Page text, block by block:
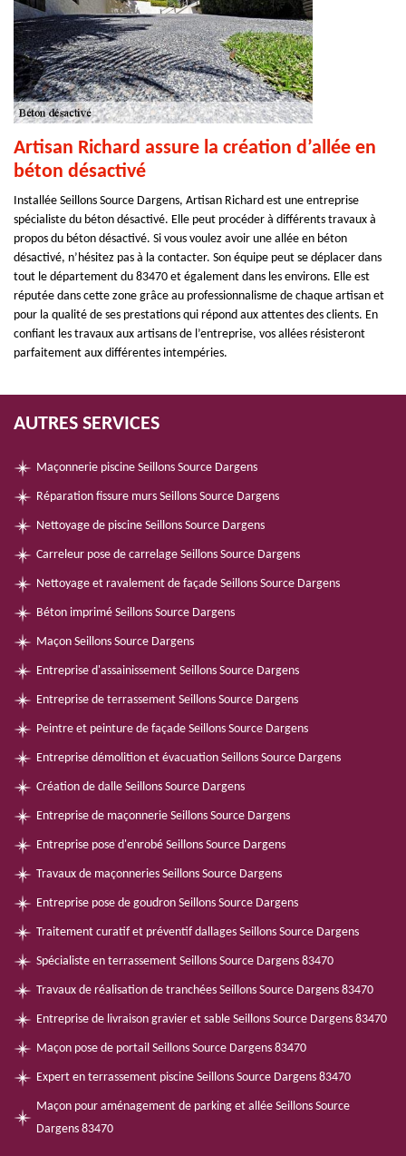
Artisan Richard assure la création d’allée en
béton désactivé
Installée Seillons Source Dargens, Artisan Richard est une entreprise
spécialiste du béton désactivé. Elle peut procéder à différents travaux à
propos du béton désactivé. Si vous voulez avoir une allée en béton
désactivé, n’hésitez pas à la contacter. Son équipe peut se déplacer dans
tout le département du 83470 et également dans les environs. Elle est
réputée dans cette zone grâce au professionnalisme de chaque artisan et
pour la qualité de ses prestations qui répond aux attentes des clients. En
confiant les travaux aux artisans de l’entreprise, vos allées résisteront
parfaitement aux différentes intempéries.
AUTRES SERVICES
Maçonnerie piscine Seillons Source Dargens
Réparation fissure murs Seillons Source Dargens
Nettoyage de piscine Seillons Source Dargens
Carreleur pose de carrelage Seillons Source Dargens
Nettoyage et ravalement de façade Seillons Source Dargens
Béton imprimé Seillons Source Dargens
Maçon Seillons Source Dargens
Entreprise d'assainissement Seillons Source Dargens
Entreprise de terrassement Seillons Source Dargens
Peintre et peinture de façade Seillons Source Dargens
Entreprise démolition et évacuation Seillons Source Dargens
Création de dalle Seillons Source Dargens
Entreprise de maçonnerie Seillons Source Dargens
Entreprise pose d'enrobé Seillons Source Dargens
Travaux de maçonneries Seillons Source Dargens
Entreprise pose de goudron Seillons Source Dargens
Traitement curatif et préventif dallages Seillons Source Dargens
Spécialiste en terrassement Seillons Source Dargens 83470
Travaux de réalisation de tranchées Seillons Source Dargens 83470
Entreprise de livraison gravier et sable Seillons Source Dargens 83470
Maçon pose de portail Seillons Source Dargens 83470
Expert en terrassement piscine Seillons Source Dargens 83470
Maçon pour aménagement de parking et allée Seillons Source
Dargens 83470